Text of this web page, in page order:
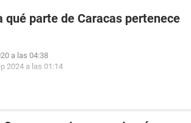
qué parte de Caracas pertenece
a las 04:38
2024 a las 01:14